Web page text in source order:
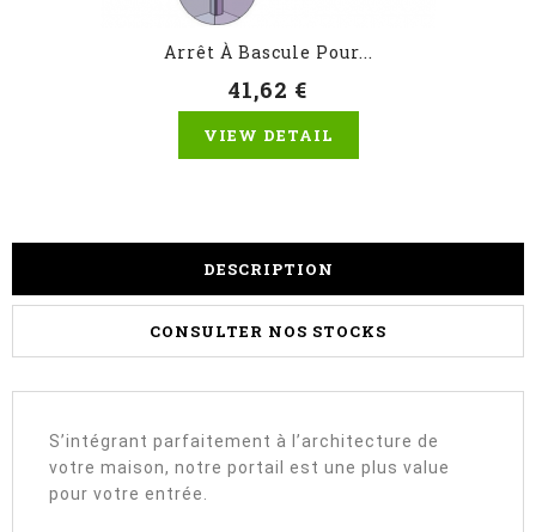
Arrêt À Bascule Pour...
41,62 €
VIEW DETAIL
DESCRIPTION
CONSULTER NOS STOCKS
S’intégrant parfaitement à l’architecture de
votre maison, notre portail est une plus value
pour votre entrée.